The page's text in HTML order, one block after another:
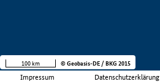
Impressum Datenschutzerklärung
100 km © Geobasis-DE / BKG 2015